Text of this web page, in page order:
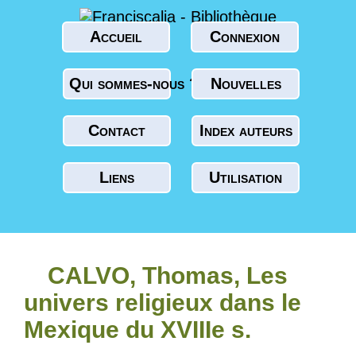
Accueil Connexion
Qui sommes-nous ? Nouvelles
Contact Index auteurs
Liens Utilisation
CALVO, Thomas, Les
univers religieux dans le
Mexique du XVIIIe s.